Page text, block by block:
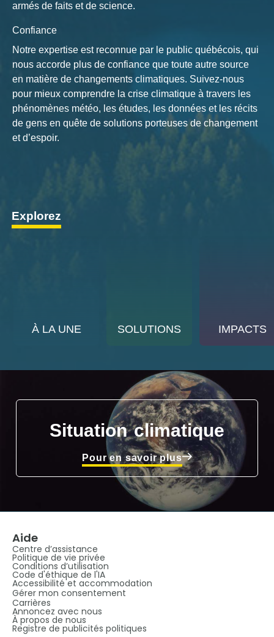
armés de faits et de science.
Confiance
Notre expertise est reconnue par le public québécois, qui
nous accorde plus de confiance que toute autre source
en matière de changements climatiques. Suivez-nous
pour mieux comprendre la crise climatique à travers les
phénomènes météo, les études, les données et les récits
de gens en quête de solutions porteuses de changement
et d’espoir.
Explorez
À LA UNE SOLUTIONS IMPACTS
Situation climatique
Pour en savoir plus
Aide
Centre d’assistance
Politique de vie privée
Conditions d’utilisation
Code d'éthique de l'IA
Accessibilité et accommodation
Gérer mon consentement
Carrières
Annoncez avec nous
À propos de nous
Registre de publicités politiques